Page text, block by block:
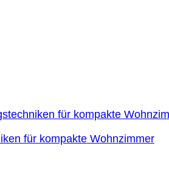
für kompakte Wohnzimmer